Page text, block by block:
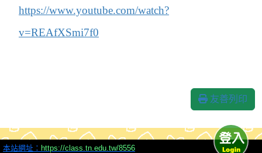
https://www.youtube.com/watch?
v=REAfXSmi7f0
友善列印
本站網址： https://class.tn.edu.tw/8556